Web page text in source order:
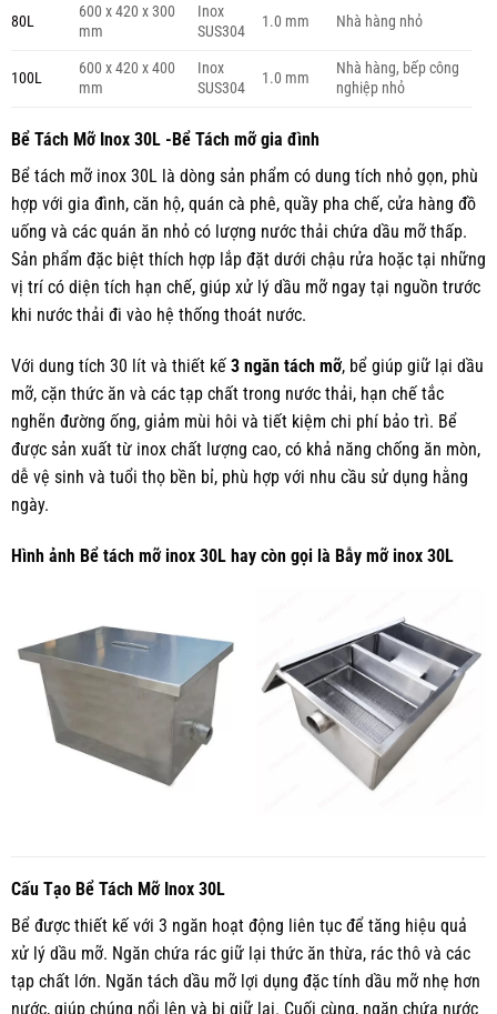
80L
600 x 420 x 300
mm
Inox
SUS304
1.0 mm Nhà hàng nhỏ
100L
600 x 420 x 400
mm
Inox
SUS304
1.0 mm
Nhà hàng, bếp công
nghiệp nhỏ
Bể Tách Mỡ Inox 30L -Bể Tách mỡ gia đình
Bể tách mỡ inox 30L là dòng sản phẩm có dung tích nhỏ gọn, phù
hợp với gia đình, căn hộ, quán cà phê, quầy pha chế, cửa hàng đồ
uống và các quán ăn nhỏ có lượng nước thải chứa dầu mỡ thấp.
Sản phẩm đặc biệt thích hợp lắp đặt dưới chậu rửa hoặc tại những
vị trí có diện tích hạn chế, giúp xử lý dầu mỡ ngay tại nguồn trước
khi nước thải đi vào hệ thống thoát nước.
Với dung tích 30 lít và thiết kế 3 ngăn tách mỡ, bể giúp giữ lại dầu
mỡ, cặn thức ăn và các tạp chất trong nước thải, hạn chế tắc
nghẽn đường ống, giảm mùi hôi và tiết kiệm chi phí bảo trì. Bể
được sản xuất từ inox chất lượng cao, có khả năng chống ăn mòn,
dễ vệ sinh và tuổi thọ bền bỉ, phù hợp với nhu cầu sử dụng hằng
ngày.
Hình ảnh Bể tách mỡ inox 30L hay còn gọi là Bẫy mỡ inox 30L
Cấu Tạo Bể Tách Mỡ Inox 30L
Bể được thiết kế với 3 ngăn hoạt động liên tục để tăng hiệu quả
xử lý dầu mỡ. Ngăn chứa rác giữ lại thức ăn thừa, rác thô và các
tạp chất lớn. Ngăn tách dầu mỡ lợi dụng đặc tính dầu mỡ nhẹ hơn
nước, giúp chúng nổi lên và bị giữ lại. Cuối cùng, ngăn chứa nước